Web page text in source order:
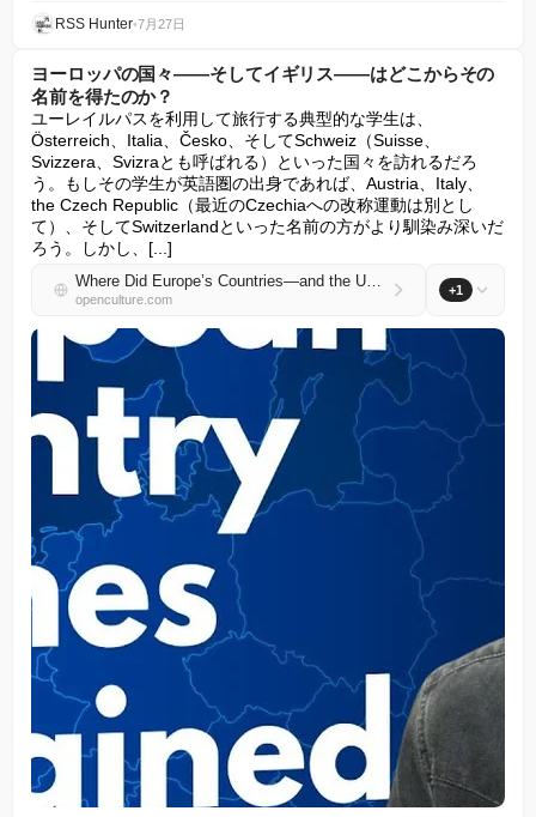
RSS Hunter•7月27日
ヨーロッパの国々――そしてイギリス――はどこからその
名前を得たのか？
ユーレイルパスを利用して旅行する典型的な学生は、
Österreich、Italia、Česko、そしてSchweiz（Suisse、
Svizzera、Svizraとも呼ばれる）といった国々を訪れるだろ
う。もしその学生が英語圏の出身であれば、Austria、Italy、
the Czech Republic（最近のCzechiaへの改称運動は別とし
て）、そしてSwitzerlandといった名前の方がより馴染み深いだ
ろう。しかし、[...]
Where Did Europe’s Countries—and the United Kingdom—Get Their Names?
openculture.com
+1